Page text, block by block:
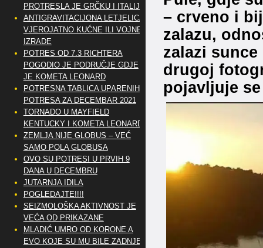
– crveno i
zalazu,
zalazi
drugoj
pojavljuje
PROTRESLA JE GRČKU I ITALIJU
ANTIGRAVITACIJONA LETJELICA
VJEROJATNO KUĆNE ILI VOJNE
IZRADE
POTRES OD 7.3 RICHTERA
POGODIO JE PODRUČJE GDJE
JE KOMETA LEONARD
POTRESNA TABLICA UPARENIH
POTRESA ZA DECEMBAR 2021
TORNADO U MAYFIELD
KENTUCKY I KOMETA LEONARD
ZEMLJA NIJE GLOBUS – VEĆ
SAMO POLA GLOBUSA
OVO SU POTRESI U PRVIH 9
DANA U DECEMBRU
JUTARNJA IDILA
POGLEDAJTE!!!!
SEIZMOLOŠKA AKTIVNOST JE
VEĆA OD PRIKAZANE
MLADIĆ UMRO OD KORONE A
EVO KOJE SU MU BILE ZADNJE